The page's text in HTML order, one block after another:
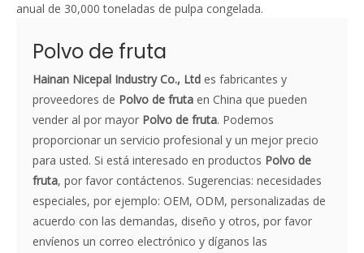
anual de 30,000 toneladas de pulpa congelada.
Polvo de fruta
Hainan Nicepal Industry Co., Ltd es fabricantes y
proveedores de Polvo de fruta en China que pueden
vender al por mayor Polvo de fruta. Podemos
proporcionar un servicio profesional y un mejor precio
para usted. Si está interesado en productos Polvo de
fruta, por favor contáctenos. Sugerencias: necesidades
especiales, por ejemplo: OEM, ODM, personalizadas de
acuerdo con las demandas, diseño y otros, por favor
envíenos un correo electrónico y díganos las